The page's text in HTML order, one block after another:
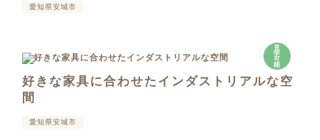
愛知県安城市
見
学
可
能
好きな家具に合わせたインダストリアルな空
間
愛知県安城市